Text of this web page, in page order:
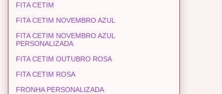
FITA CETIM
FITA CETIM NOVEMBRO AZUL
FITA CETIM NOVEMBRO AZUL
PERSONALIZADA
FITA CETIM OUTUBRO ROSA
FITA CETIM ROSA
FRONHA PERSONALIZADA